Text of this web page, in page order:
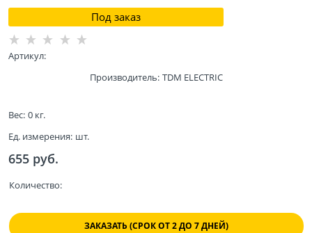
Под заказ
Артикул:
Производитель: TDM ELECTRIC
Вес: 0 кг.
Ед. измерения: шт.
655 руб.
Количество:
ЗАКАЗАТЬ (СРОК ОТ 2 ДО 7 ДНЕЙ)